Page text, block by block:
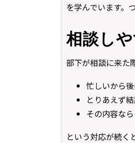
を学んでいます。
相談し
部下が相談に来た
忙しいから
とりあえず
その内容な
という対応が続く